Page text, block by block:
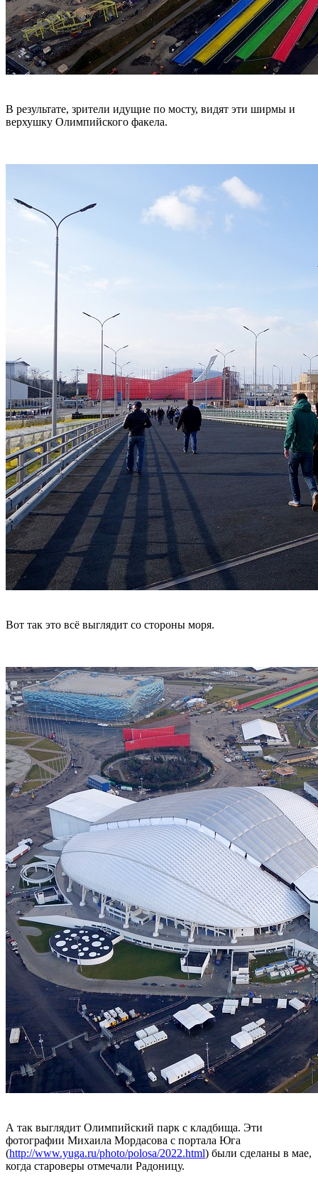
В результате, зрители идущие по мосту, видят эти ширмы и
верхушку Олимпийского факела.
Вот так это всё выглядит со стороны моря.
А так выглядит Олимпийский парк с кладбища. Эти
фотографии Михаила Мордасова с портала Юга
(http://www.yuga.ru/photo/polosa/2022.html) были сделаны в мае,
когда староверы отмечали Радоницу.